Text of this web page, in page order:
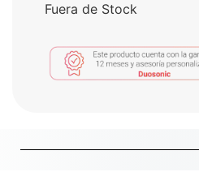
Fuera de Stock